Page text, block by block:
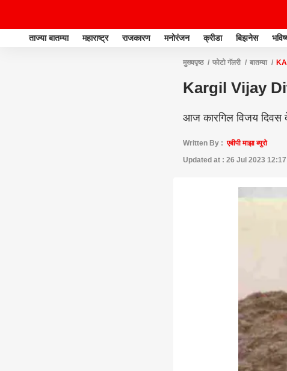
ताज्या बातम्या महाराष्ट्र राजकारण मनोरंजन क्रीडा बिझनेस
मुख्यपृष्ठ फोटो गॅलरी बातम्या
Kargil Vijay
आज कारगिल विजय दिवस
Written By :एबीपी माझा ब्युरो
Updated at : 26 Jul 2023 12:17